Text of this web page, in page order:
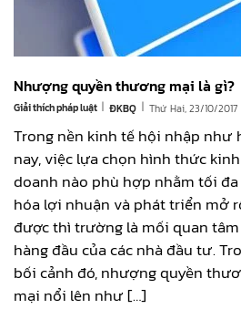
Nhượng quyền thương mại là gì?
Giải thích pháp luật | ĐKBQ | Thứ Hai, 23/10/2017
Trong nền kinh tế hội nhập như
nay, việc lựa chọn hình thức kinh
doanh nào phù hợp nhằm tối đa
hóa lợi nhuận và phát triển mở
được thì trường là mối quan tâm
hàng đầu của các nhà đầu tư.
bối cảnh đó, nhượng quyền
mại nổi lên như […]